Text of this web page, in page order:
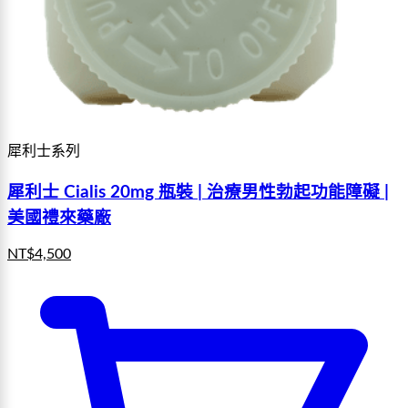
犀利士系列
犀利士 Cialis 20mg 瓶裝 | 治療男性勃起功能障礙 |
美國禮來藥廠
NT$4,500